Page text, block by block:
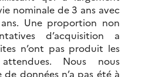
nominale de 3 ans avec
Une proportion non
d’acquisition a
n’ont pas produit les
Nous nous
données n’a pas été à